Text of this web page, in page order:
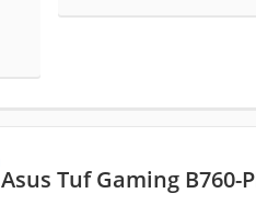
Asus Tuf Gaming B760-